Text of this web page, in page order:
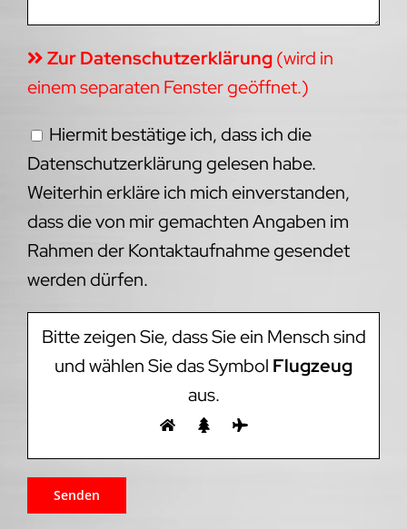
Zur Datenschutzerklärung(wird in
einem separaten Fenster geöffnet.)
Hiermit bestätige ich, dass ich die
Datenschutzerklärung gelesen habe.
Weiterhin erkläre ich mich einverstanden,
dass die von mir gemachten Angaben im
Rahmen der Kontaktaufnahme gesendet
werden dürfen.
Bitte zeigen Sie, dass Sie ein Mensch sind
und wählen Sie das Symbol Flugzeug
aus.